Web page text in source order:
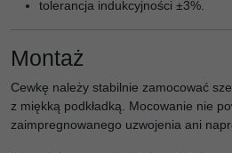
tolerancja indukcyjności ±3%.
Montaż
Cewkę należy stabilnie zamocować
z miękką podkładką. Mocowanie nie
zaimpregnowanego uzwojenia ani